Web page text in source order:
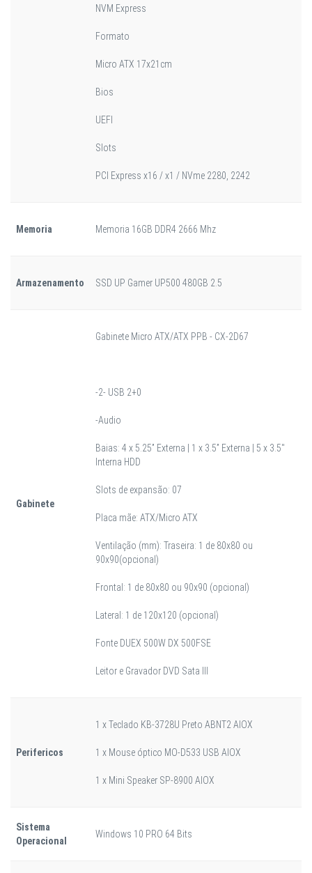
NVM Express
Formato
Micro ATX 17x21cm
Bios
UEFI
Slots
PCI Express x16 / x1 / NVme 2280, 2242
Memoria Memoria 16GB DDR4 2666 Mhz
Armazenamento SSD UP Gamer UP500 480GB 2.5
Gabinete
Gabinete Micro ATX/ATX PPB - CX-2D67
-2- USB 2+0
-Audio
Baias: 4 x 5.25” Externa | 1 x 3.5” Externa | 5 x 3.5"
Interna HDD
Slots de expansão: 07
Placa mãe: ATX/Micro ATX
Ventilação (mm): Traseira: 1 de 80x80 ou
90x90(opcional)
Frontal: 1 de 80x80 ou 90x90 (opcional)
Lateral: 1 de 120x120 (opcional)
Fonte DUEX 500W DX 500FSE
Leitor e Gravador DVD Sata III
Perifericos
1 x Teclado KB-3728U Preto ABNT2 AIOX
1 x Mouse óptico MO-D533 USB AIOX
1 x Mini Speaker SP-8900 AIOX
Sistema
Operacional
Windows 10 PRO 64 Bits